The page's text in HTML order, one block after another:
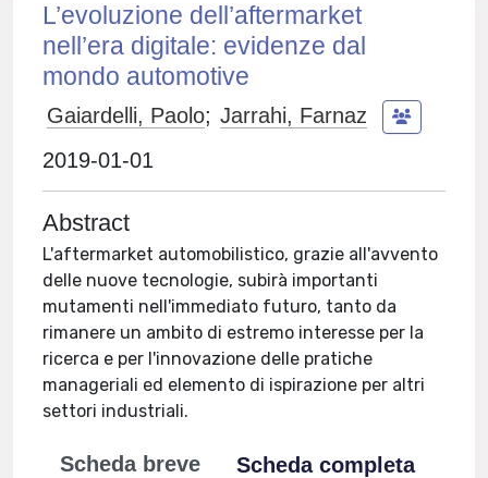
L’evoluzione dell’aftermarket
nell’era digitale: evidenze dal
mondo automotive
Gaiardelli, Paolo; Jarrahi, Farnaz
2019-01-01
Abstract
L'aftermarket automobilistico, grazie all'avvento
delle nuove tecnologie, subirà importanti
mutamenti nell'immediato futuro, tanto da
rimanere un ambito di estremo interesse per la
ricerca e per l'innovazione delle pratiche
manageriali ed elemento di ispirazione per altri
settori industriali.
Scheda breve
Scheda completa